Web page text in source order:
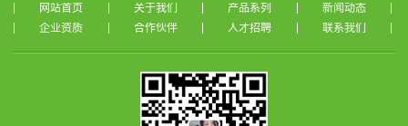
网站首页 关于我们 产品系列
新闻动态
企业资质
合作伙伴 人才招聘 联系我们